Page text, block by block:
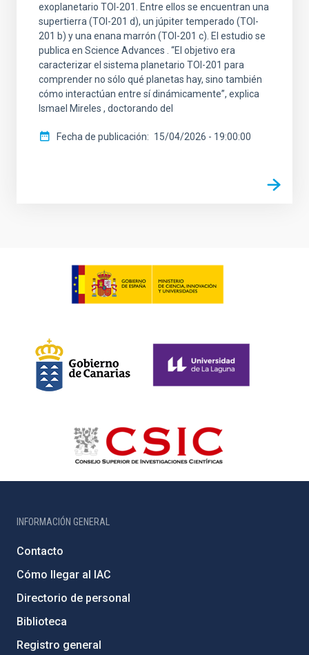
exoplanetario TOI-201. Entre ellos se encuentran una
supertierra (TOI-201 d), un júpiter temperado (TOI-
201 b) y una enana marrón (TOI-201 c). El estudio se
publica en Science Advances . “El objetivo era
caracterizar el sistema planetario TOI-201 para
comprender no sólo qué planetas hay, sino también
cómo interactúan entre sí dinámicamente”, explica
Ismael Mireles , doctorando del
Fecha de publicación 15/04/2026 - 19:00:00
INFORMACIÓN GENERAL
Contacto
Cómo llegar al IAC
Directorio de personal
Biblioteca
Registro general